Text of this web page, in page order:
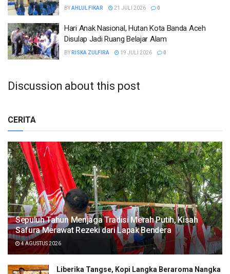
BYAHLUL FIKAR 21 JULI 2026 0
Hari Anak Nasional, Hutan Kota Banda Aceh
Disulap Jadi Ruang Belajar Alam
BY RISKA ZULFIRA 19 JULI 2026 0
Discussion about this post
CERITA
Sepuluh Tahun Menjaga Tradisi Merah Putih, Kisah
Safura Merawat Rezeki dari Lapak Bendera
4 AGUSTUS 2026
Liberika Tangse, Kopi Langka Beraroma Nangka